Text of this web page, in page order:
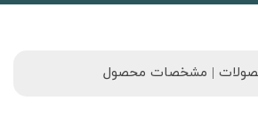
| مشخصات محصول